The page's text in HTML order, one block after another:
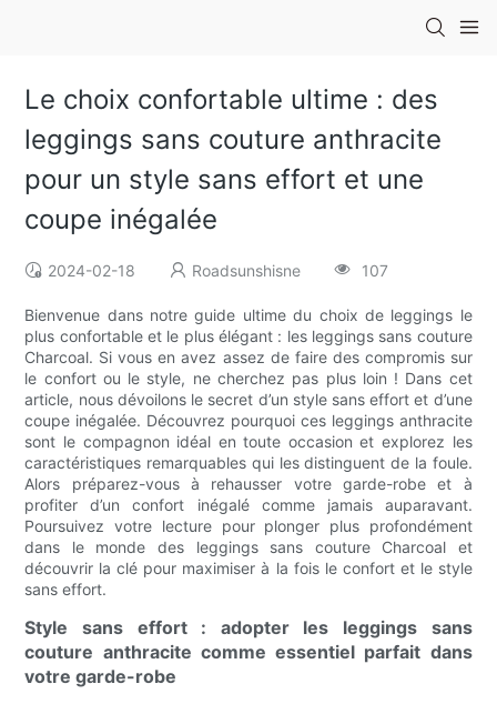
Le choix confortable ultime : des
leggings sans couture anthracite
pour un style sans effort et une
coupe inégalée
2024-02-18 Roadsunshisne 107
Bienvenue dans notre guide ultime du choix de leggings le
plus confortable et le plus élégant : les leggings sans couture
Charcoal. Si vous en avez assez de faire des compromis sur
le confort ou le style, ne cherchez pas plus loin ! Dans cet
article, nous dévoilons le secret d’un style sans effort et d’une
coupe inégalée. Découvrez pourquoi ces leggings anthracite
sont le compagnon idéal en toute occasion et explorez les
caractéristiques remarquables qui les distinguent de la foule.
Alors préparez-vous à rehausser votre garde-robe et à
profiter d’un confort inégalé comme jamais auparavant.
Poursuivez votre lecture pour plonger plus profondément
dans le monde des leggings sans couture Charcoal et
découvrir la clé pour maximiser à la fois le confort et le style
sans effort.
Style sans effort : adopter les leggings sans
couture anthracite comme essentiel parfait dans
votre garde-robe